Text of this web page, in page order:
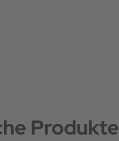
Produkte